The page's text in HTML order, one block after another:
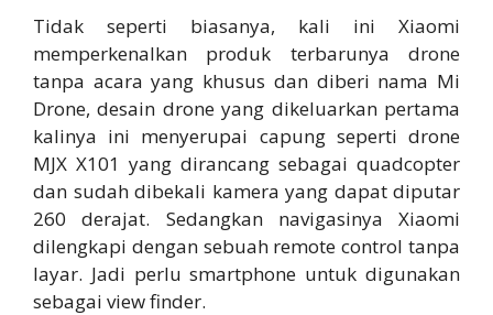
Tidak seperti biasanya, kali ini Xiaomi
memperkenalkan produk terbarunya drone
tanpa acara yang khusus dan diberi nama Mi
Drone, desain drone yang dikeluarkan pertama
kalinya ini menyerupai capung seperti drone
MJX X101 yang dirancang sebagai quadcopter
dan sudah dibekali kamera yang dapat diputar
260 derajat. Sedangkan navigasinya Xiaomi
dilengkapi dengan sebuah remote control tanpa
layar. Jadi perlu smartphone untuk digunakan
sebagai view finder.